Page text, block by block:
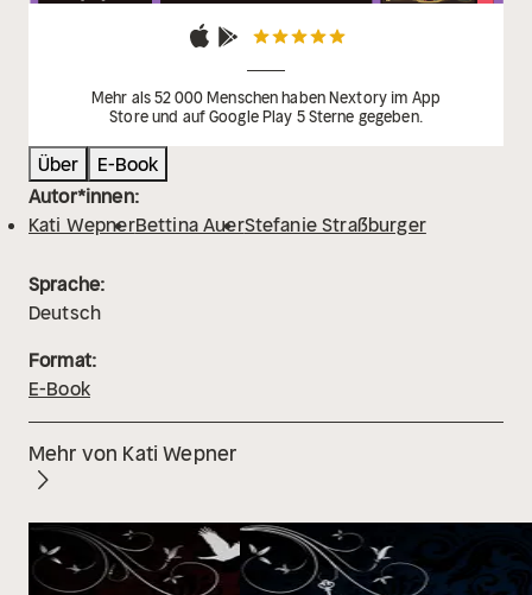
dann ist da auch noch die Liebe …
Mehr als 52 000 Menschen haben Nextory im App
Store und auf Google Play 5 Sterne gegeben.
Über
E-Book
Autor*innen:
Kati WepnerBettina AuerStefanie Straßburger
Sprache:
Deutsch
Format:
E-Book
Mehr von Kati Wepner